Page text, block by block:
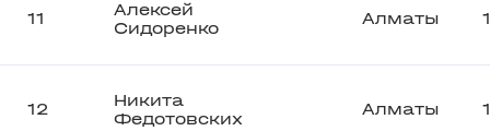
11
Алексей
Сидоренко
Алматы
12
Никита
Федотовских
Алматы